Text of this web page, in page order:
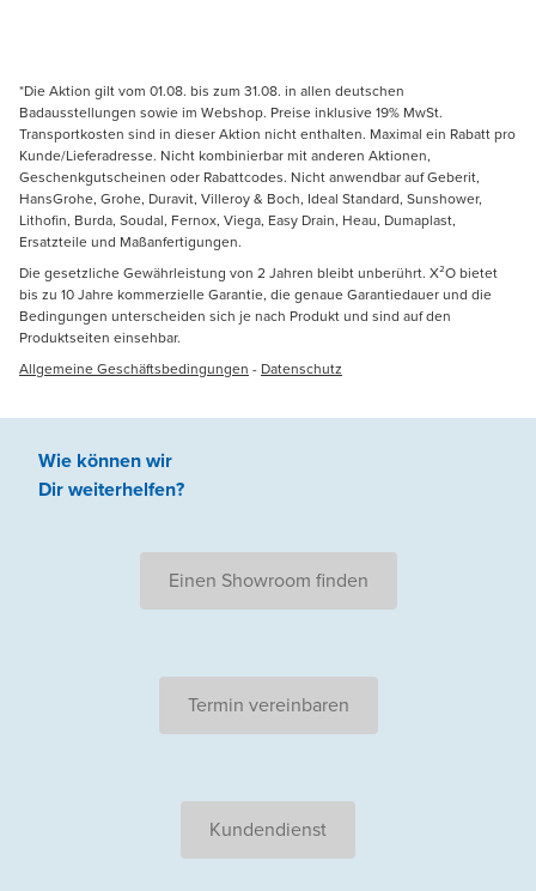
*Die Aktion gilt vom 01.08. bis zum 31.08. in allen deutschen
Badausstellungen sowie im Webshop. Preise inklusive 19% MwSt.
Transportkosten sind in dieser Aktion nicht enthalten. Maximal ein Rabatt pro
Kunde/Lieferadresse. Nicht kombinierbar mit anderen Aktionen,
Geschenkgutscheinen oder Rabattcodes. Nicht anwendbar auf Geberit,
HansGrohe, Grohe, Duravit, Villeroy & Boch, Ideal Standard, Sunshower,
Lithofin, Burda, Soudal, Fernox, Viega, Easy Drain, Heau, Dumaplast,
Ersatzteile und Maßanfertigungen.
Die gesetzliche Gewährleistung von 2 Jahren bleibt unberührt. X²O bietet
bis zu 10 Jahre kommerzielle Garantie, die genaue Garantiedauer und die
Bedingungen unterscheiden sich je nach Produkt und sind auf den
Produktseiten einsehbar.
Allgemeine Geschäftsbedingungen - Datenschutz
Wie können wir
Dir weiterhelfen?
Einen Showroom finden
Termin vereinbaren
Kundendienst